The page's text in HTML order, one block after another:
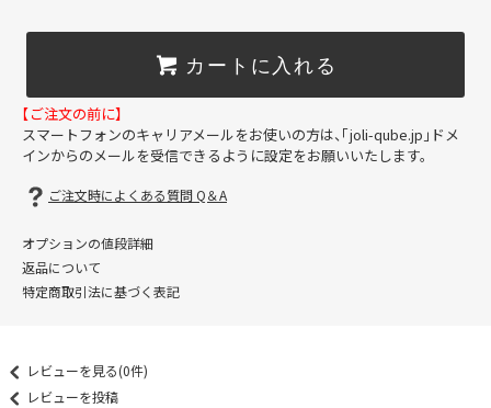
カートに入れる
【ご注文の前に】
スマートフォンのキャリアメールをお使いの方は、「joli-qube.jp」ドメ
インからのメールを受信できるように設定をお願いいたします。
ご注文時によくある質問 Q＆A
オプションの値段詳細
返品について
特定商取引法に基づく表記
レビューを見る(0件)
レビューを投稿